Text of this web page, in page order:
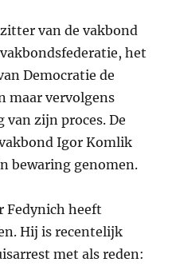
van de vakbond
het
Democratie de
maar vervolgens
zijn proces. De
Igor Komlik
bewaring genomen.
Fedynich heeft
Hij is recentelijk
met als reden: